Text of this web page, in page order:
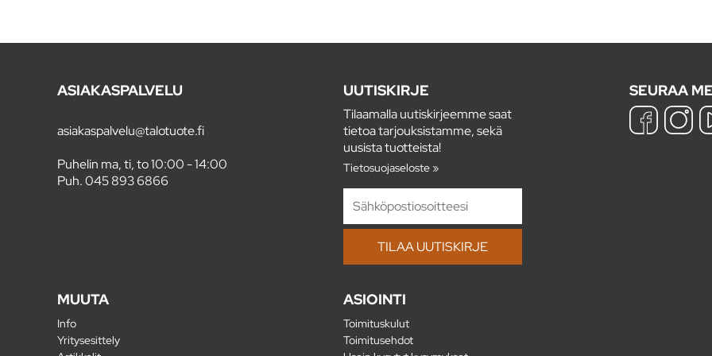
ASIAKASPALVELU
asiakaspalvelu@talotuote.fi
Puhelin ma, ti, to 10:00 - 14:00
Puh.045 893 6866
UUTISKIRJE
Tilaamalla uutiskirjeemme saat
tietoa tarjouksistamme, sekä
uusista tuotteista!
Tietosuojaseloste »
SEURAA
MUUTA
Info
Yritysesittely
ASIOINTI
Toimituskulut
Toimitusehdot